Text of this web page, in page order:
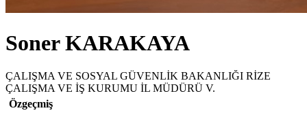
Soner KARAKAYA
ÇALIŞMA VE SOSYAL GÜVENLİK BAKANLIĞI RİZE
ÇALIŞMA VE İŞ KURUMU İL MÜDÜRÜ V.
Özgeçmiş